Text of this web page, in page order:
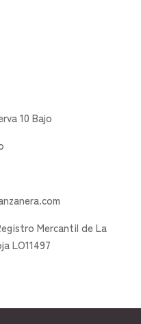
10 Bajo
Mercantil de La
LO11497